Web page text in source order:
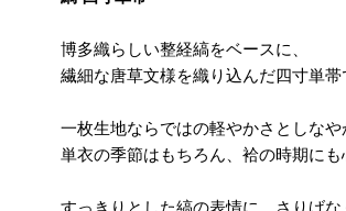
博多織らしい整経縞をベースに、
繊細な唐草文様を織り込んだ四寸単帯
一枚生地ならではの軽やかさとしなや
単衣の季節はもちろん、袷の時期にも